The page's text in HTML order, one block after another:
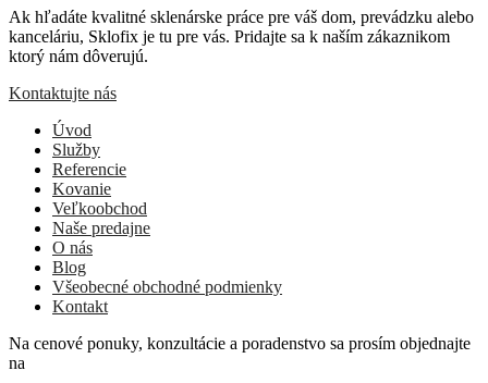
Ak hľadáte kvalitné sklenárske práce pre váš dom, prevádzku alebo
kanceláriu, Sklofix je tu pre vás. Pridajte sa k naším zákaznikom
ktorý nám dôverujú.
Kontaktujte nás
Úvod
Služby
Referencie
Kovanie
Veľkoobchod
Naše predajne
O nás
Blog
Všeobecné obchodné podmienky
Kontakt
Na cenové ponuky, konzultácie a poradenstvo sa prosím objednajte
na